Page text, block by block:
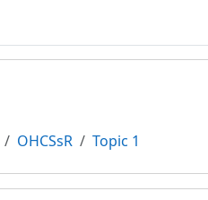
OHCSsR Topic 1